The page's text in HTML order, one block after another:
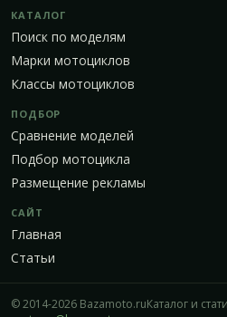
КАТАЛОГ
Поиск по моделям
Марки мотоциклов
Классы мотоциклов
ПОДБОР
Сравнение моделей
Подбор мотоцикла
Размещение рекламы
САЙТ
Главная
Статьи
© 2014-2026 Bazamoto.ruКаталог и